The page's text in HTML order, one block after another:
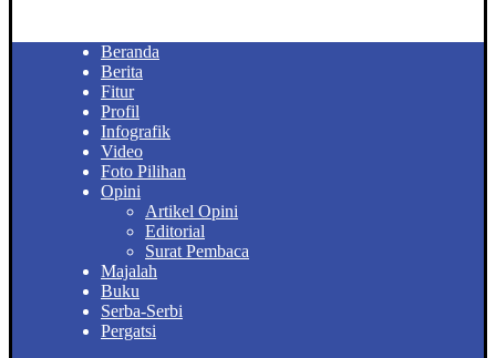
Beranda
Berita
Fitur
Profil
Infografik
Video
Foto Pilihan
Opini
Artikel Opini
Editorial
Surat Pembaca
Majalah
Buku
Serba-Serbi
Pergatsi